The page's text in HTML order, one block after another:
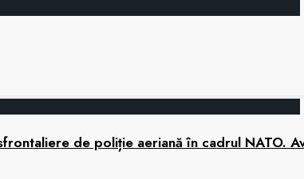
de poliție aeriană în cadrul NATO.